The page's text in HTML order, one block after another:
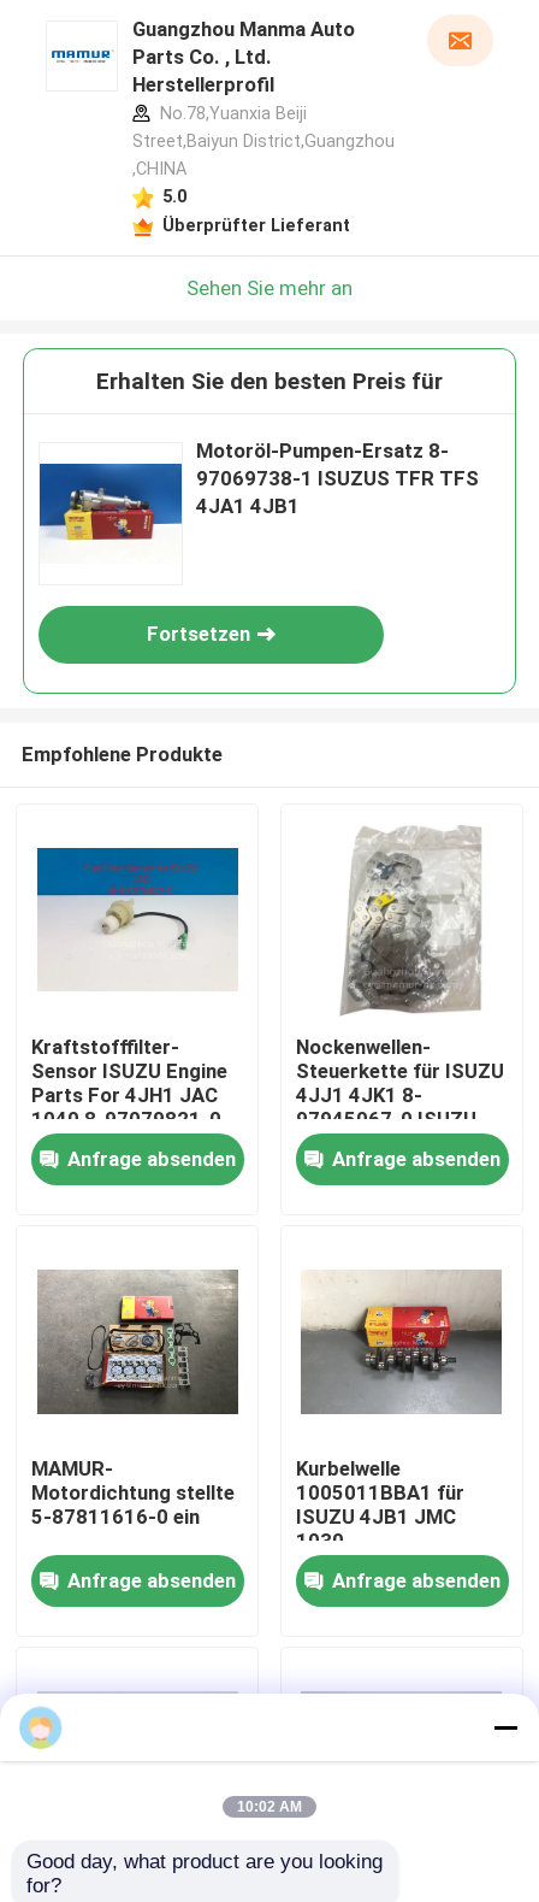
Produkte
Über uns
Qualitätskontrolle
Treten Sie mit uns in Verbindung
LKW-Autoteil
Isuzu Engine Parts
Guangzhou Manma Auto
Parts Co. , Ltd.
Herstellerprofil
No.78,Yuanxia Beiji
Street,Baiyun District,Guangzhou
,CHINA
5.0
Überprüfter Lieferant
Sehen Sie mehr an
Erhalten Sie den besten Preis für
Motoröl-Pumpen-Ersatz 8-
97069738-1 ISUZUS TFR TFS
4JA1 4JB1
Fortsetzen
Empfohlene Produkte
Kraftstofffilter-
Sensor ISUZU Engine
Parts For 4JH1 JAC
1040 8-97079821-0
Anfrage absenden
Nockenwellen-
Steuerkette für ISUZU
4JJ1 4JK1 8-
97945067-0 ISUZU
Motorteile
Anfrage absenden
MAMUR-
Motordichtung stellte
5-87811616-0 ein
Anfrage absenden
Kurbelwelle
1005011BBA1 für
ISUZU 4JB1 JMC
1030
Anfrage absenden
Kolbenkühlölstrahl für
10:02 AM
Good day, what product are you looking
for?